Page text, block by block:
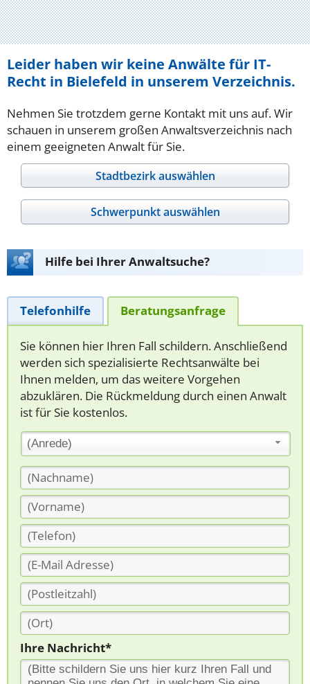
Leider haben wir keine Anwälte für IT-
Recht in Bielefeld in unserem Verzeichnis.
Nehmen Sie trotzdem gerne Kontakt mit uns auf. Wir
schauen in unserem großen Anwaltsverzeichnis nach
einem geeigneten Anwalt für Sie.
Stadtbezirk auswählen
Schwerpunkt auswählen
Hilfe bei Ihrer Anwaltsuche?
Telefonhilfe Beratungsanfrage
Sie können hier Ihren Fall schildern. Anschließend
werden sich spezialisierte Rechtsanwälte bei
Ihnen melden, um das weitere Vorgehen
abzuklären. Die Rückmeldung durch einen Anwalt
ist für Sie kostenlos.
(Anrede)
Ihre Nachricht*